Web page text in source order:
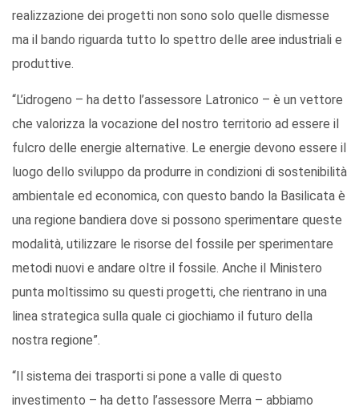
realizzazione dei progetti non sono solo quelle dismesse
ma il bando riguarda tutto lo spettro delle aree industriali e
produttive.
“L’idrogeno – ha detto l’assessore Latronico – è un vettore
che valorizza la vocazione del nostro territorio ad essere il
fulcro delle energie alternative. Le energie devono essere il
luogo dello sviluppo da produrre in condizioni di sostenibilità
ambientale ed economica, con questo bando la Basilicata è
una regione bandiera dove si possono sperimentare queste
modalità, utilizzare le risorse del fossile per sperimentare
metodi nuovi e andare oltre il fossile. Anche il Ministero
punta moltissimo su questi progetti, che rientrano in una
linea strategica sulla quale ci giochiamo il futuro della
nostra regione”.
“Il sistema dei trasporti si pone a valle di questo
investimento – ha detto l’assessore Merra – abbiamo